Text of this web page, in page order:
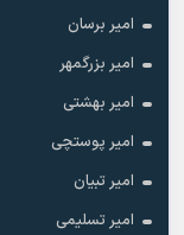
امیر برسان
امیر بزرگمهر
امیر بهشتی
امیر پوستچی
امیر تبیان
امیر تسلیمی